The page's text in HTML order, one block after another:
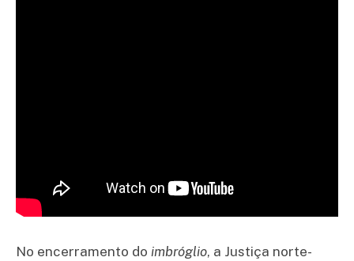
No encerramento do imbróglio, a Justiça norte-